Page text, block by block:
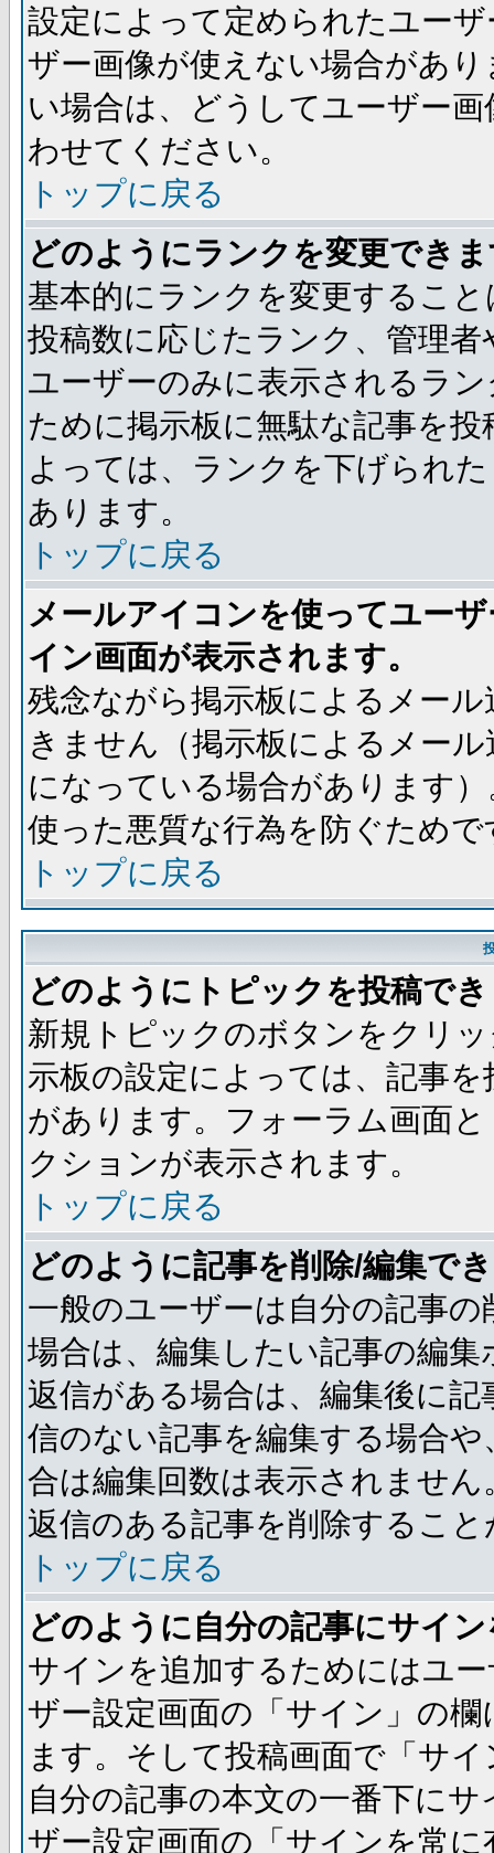
設定によって定められたユー
ザー画像が使えない場合があ
い場合は、どうしてユーザー
わせてください。
トップに戻る
どのようにランクを変更でき
基本的にランクを変更するこ
投稿数に応じたランク、管理
ユーザーのみに表示されるラ
ために掲示板に無駄な記事を
よっては、ランクを下げられ
あります。
トップに戻る
メールアイコンを使ってユー
イン画面が表示されます。
残念ながら掲示板によるメー
きません（掲示板によるメー
になっている場合があります
使った悪質な行為を防ぐためで
トップに戻る
どのようにトピックを投稿で
新規トピックのボタンをクリ
示板の設定によっては、記事
があります。フォーラム画面
クションが表示されます。
トップに戻る
どのように記事を削除/編集で
一般のユーザーは自分の記事
場合は、編集したい記事の編
返信がある場合は、編集後に
信のない記事を編集する場合
合は編集回数は表示されませ
返信のある記事を削除するこ
トップに戻る
どのように自分の記事にサイ
サインを追加するためにはユ
ザー設定画面の「サイン」の
ます。そして投稿画面で「サ
自分の記事の本文の一番下に
ザー設定画面の「サインを常